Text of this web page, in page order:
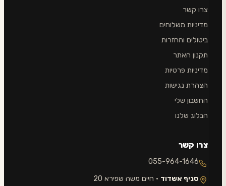
צרו קשר
מדיניות משלוחים
ביטולים והחזרות
תקנון האתר
מדיניות פרטיות
הצהרת נגישות
החשבון שלי
הבלוג שלנו
צרו קשר
055-964-1646
סניף אשדוד · חיים משה שפירא 20